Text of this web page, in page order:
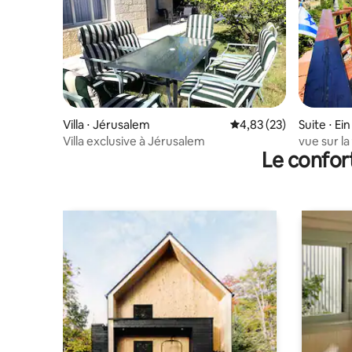
Villa ⋅ Jérusalem Évaluation moyenne
4,83 (23)
Villa exclusive à Jérusalem
Suite ⋅
vue sur
Le